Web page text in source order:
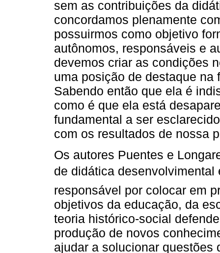
sem as contribuições da
concordamos plenamente
possuirmos como objetivo
autônomos, responsáveis e
devemos criar as condições
uma posição de destaque
Sabendo então que ela é
como é que ela está
fundamental a ser
com os resultados de nossa
Os autores Puentes e
de didática
responsável por colocar em
objetivos da educação, da
teoria histórico-social
produção de novos
ajudar a solucionar questões